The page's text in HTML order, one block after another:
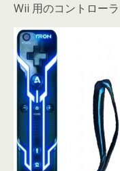
Wii 用のコントロー